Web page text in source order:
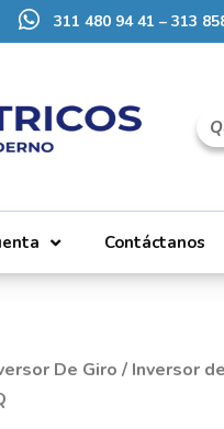
311 480 94 41 – 313
Contáctanos
De Giro / Inversor